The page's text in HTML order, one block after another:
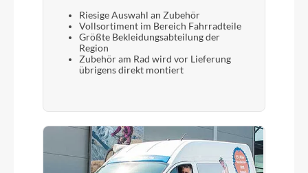
Schalthebel
Shimano
Bremshebel
Shimano
Steuersatz
Riesige Auswahl an Zubehör
Vollsortiment im Bereich Fahrradteile
Größte Bekleidungsabteilung der
Region
Zubehör am Rad wird vor Lieferung
übrigens direkt montiert